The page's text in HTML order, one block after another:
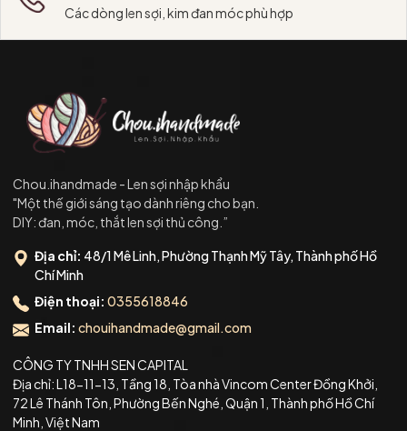
Các dòng len sợi, kim đan móc phù hợp
Chou.ihandmade - Len sợi nhập khẩu
"Một thế giới sáng tạo dành riêng cho bạn.
DIY: đan, móc, thắt len sợi thủ công.”
Địa chỉ: 48/1 Mê Linh, Phường Thạnh Mỹ Tây, Thành phố Hồ
Chí Minh
Điện thoại: 0355618846
Email: chouihandmade@gmail.com
CÔNG TY TNHH SEN CAPITAL
Địa chỉ: L18-11-13, Tầng 18, Tòa nhà Vincom Center Đồng Khởi,
72 Lê Thánh Tôn, Phường Bến Nghé, Quận 1, Thành phố Hồ Chí
Minh, Việt Nam